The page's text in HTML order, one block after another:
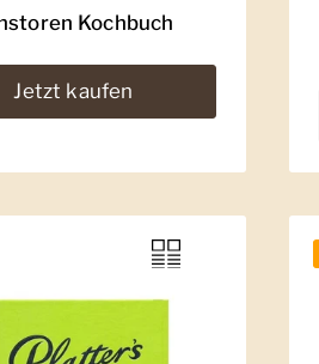
Kochbuch
Jetzt kaufen